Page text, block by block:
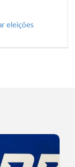
eleições